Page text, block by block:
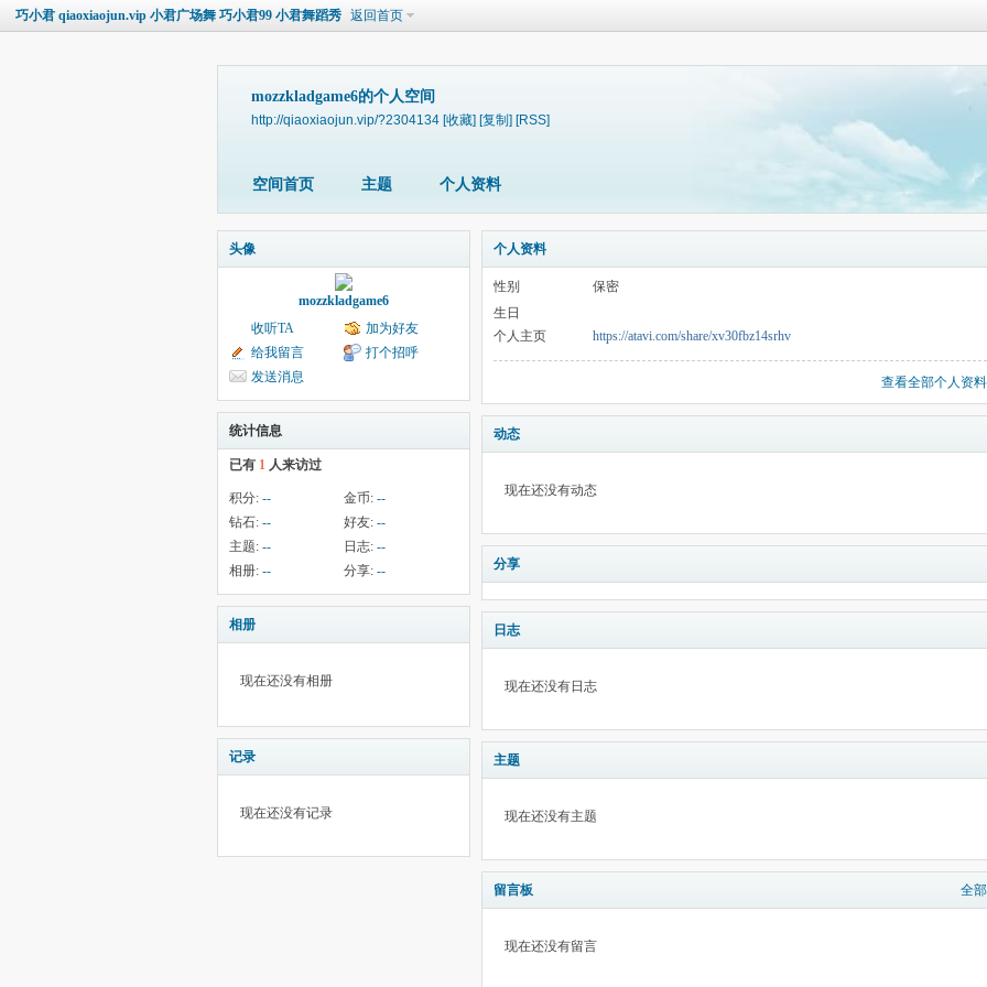
巧小君 qiaoxiaojun.vip 小君广场舞 巧小君99 小君舞蹈秀 返回首页
mozzkladgame6的个人空间
http://qiaoxiaojun.vip/?2304134 [收藏] [复制] [RSS]
空间首页 主题 个人资料
头像
mozzkladgame6
收听TA
加为好友
给我留言
打个招呼
发送消息
统计信息
已有 1 人来访过
积分: -- 金币: --
钻石: -- 好友: --
主题: -- 日志: --
相册: -- 分享: --
相册
现在还没有相册
记录
现在还没有记录
个人资料
性别
保密
生日
个人主页
https://atavi.com/share/xv30fbz14srhv
查看全部个人资料
动态
现在还没有动态
分享
日志
现在还没有日志
主题
现在还没有主题
留言板 全部
现在还没有留言